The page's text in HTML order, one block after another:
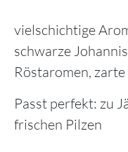
vielschichtige
schwarze
Röstaromen,
Passt perfekt: zu
frischen Pilzen